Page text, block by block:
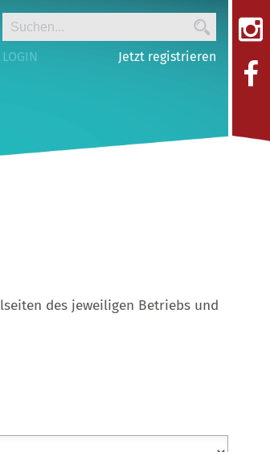
Jetzt registrieren
LOGIN
des jeweiligen Betriebs und